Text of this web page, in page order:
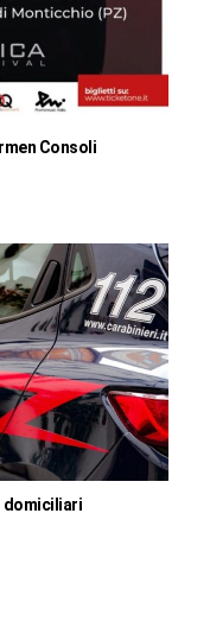
Consoli
domiciliari